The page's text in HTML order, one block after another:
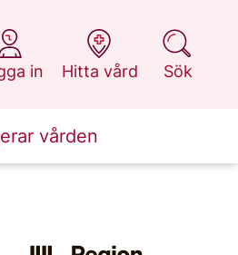
in
Hitta vård
på 1177.se
Sök
på 1177.se
vården